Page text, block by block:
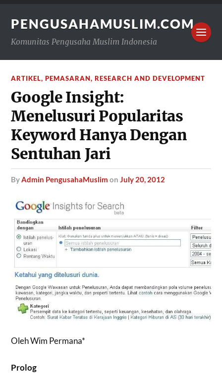
PENGUSAHAMUSLIM.COM
Komunitas Pengusaha Muslim Indonesia
ARTIKEL,PEMASARAN,RESEARCH AND DEVELOPMENT
Google Insight:
Menelusuri Popularitas
Keyword Hanya Dengan
Sentuhan Jari
byAdmin PengusahaMuslim onJuly 20, 2012
Oleh Wim Permana*
Prolog